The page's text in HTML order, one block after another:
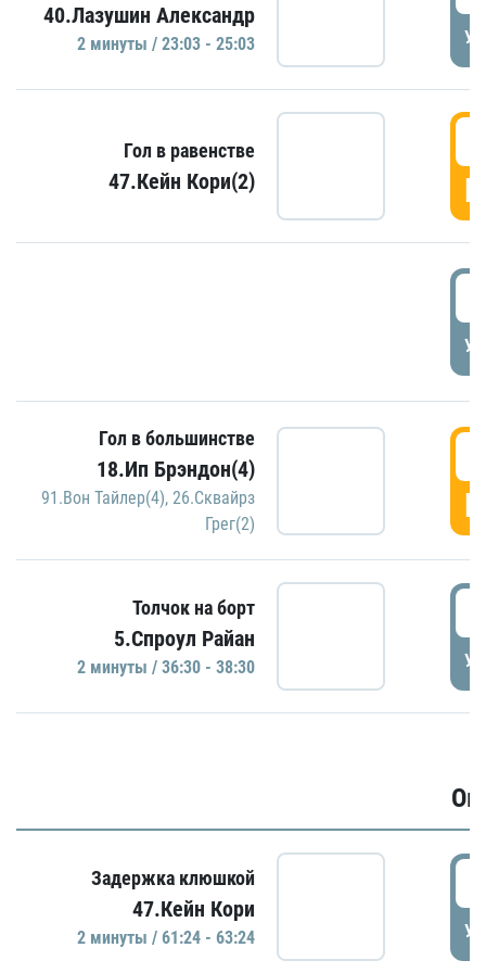
40.Лазушин Александр
2 минуты / 23:03 - 25:03
Гол в равенстве
47.Кейн Кори(2)
Гол в большинстве
18.Ип Брэндон(4)
91.Вон Тайлер(4), 26.Сквайрз
Грег(2)
Толчок на борт
5.Спроул Райан
2 минуты / 36:30 - 38:30
Задержка клюшкой
47.Кейн Кори
2 минуты / 61:24 - 63:24